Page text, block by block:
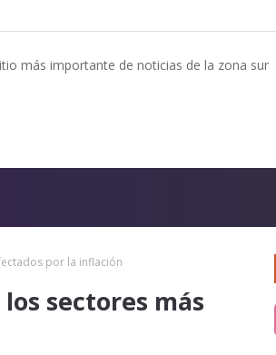
más importante de noticias de la zona sur
por la inflación
sectores más